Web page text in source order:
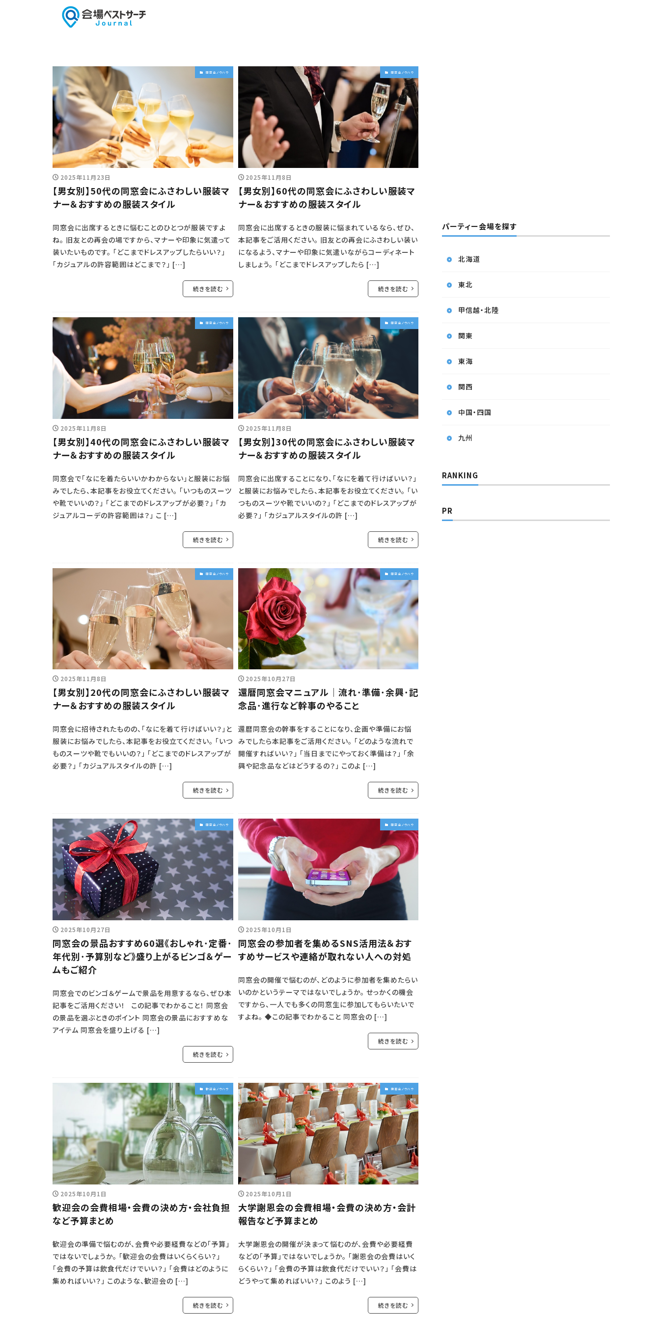
同窓会ノウハウ
2025年11月23日
【男女別】50代の同窓会にふさわしい服装マ
ナー＆おすすめの服装スタイル
同窓会に出席するときに悩むことのひとつが服装ですよ
ね。 旧友との再会の場ですから、マナーや印象に気遣って
装いたいものです。 「どこまでドレスアップしたらいい？」
「カジュアルの許容範囲はどこまで？」 […]
続きを読む
同窓会ノウハウ
2025年11月8日
【男女別】60代の同窓会にふさわしい服装マ
ナー＆おすすめの服装スタイル
同窓会に出席するときの服装に悩まれているなら、ぜひ、
本記事をご活用ください。 旧友との再会にふさわしい装い
になるよう、マナーや印象に気遣いながらコーディネート
しましょう。 「どこまでドレスアップしたら […]
続きを読む
同窓会ノウハウ
2025年11月8日
【男女別】40代の同窓会にふさわしい服装マ
ナー＆おすすめの服装スタイル
同窓会で「なにを着たらいいかわからない」と服装にお悩
みでしたら、本記事をお役立てください。 「いつものスーツ
や靴でいいの？」 「どこまでのドレスアップが必要？」 「カ
ジュアルコーデの許容範囲は？」 こ […]
続きを読む
同窓会ノウハウ
2025年11月8日
【男女別】30代の同窓会にふさわしい服装マ
ナー＆おすすめの服装スタイル
同窓会に出席することになり、「なにを着て行けばいい？」
と服装にお悩みでしたら、本記事をお役立てください。 「い
つものスーツや靴でいいの？」 「どこまでのドレスアップが
必要？」 「カジュアルスタイルの許 […]
続きを読む
同窓会ノウハウ
2025年11月8日
【男女別】20代の同窓会にふさわしい服装マ
ナー＆おすすめの服装スタイル
同窓会に招待されたものの、「なにを着て行けばいい？」と
服装にお悩みでしたら、本記事をお役立てください。 「いつ
ものスーツや靴でもいいの？」 「どこまでのドレスアップが
必要？」 「カジュアルスタイルの許 […]
続きを読む
同窓会ノウハウ
2025年10月27日
還暦同窓会マニュアル｜流れ･準備･余興･記
念品･進行など幹事のやること
還暦同窓会の幹事をすることになり、企画や準備にお悩
みでしたら本記事をご活用ください。 「どのような流れで
開催すればいい？」 「当日までにやっておく準備は？」 「余
興や記念品などはどうするの？」 このよ […]
続きを読む
同窓会ノウハウ
2025年10月27日
同窓会の景品おすすめ60選《おしゃれ･定番･
年代別･予算別など》盛り上がるビンゴ＆ゲー
ムもご紹介
同窓会でのビンゴ＆ゲームで景品を用意するなら、ぜひ本
記事をご活用ください！ この記事でわかること！ 同窓会
の景品を選ぶときのポイント 同窓会の景品におすすめな
アイテム 同窓会を盛り上げる […]
続きを読む
同窓会ノウハウ
2025年10月1日
同窓会の参加者を集めるSNS活用法＆おす
すめサービスや連絡が取れない人への対処
同窓会の開催で悩むのが、どのように参加者を集めたらい
いのかというテーマではないでしょうか。 せっかくの機会
ですから、一人でも多くの同窓生に参加してもらいたいで
すよね。 ◆この記事でわかること 同窓会の […]
続きを読む
歓迎会ノウハウ
2025年10月1日
歓迎会の会費相場・会費の決め方・会社負担
など予算まとめ
歓迎会の準備で悩むのが、会費や必要経費などの「予算」
ではないでしょうか。 「歓迎会の会費はいくらくらい？」
「会費の予算は飲食代だけでいい？」 「会費はどのように
集めればいい？」 このような、歓迎会の […]
続きを読む
謝恩会ノウハウ
2025年10月1日
大学謝恩会の会費相場・会費の決め方・会計
報告など予算まとめ
大学謝恩会の開催が決まって悩むのが、会費や必要経費
などの「予算」ではないでしょうか。 「謝恩会の会費はいく
らくらい？」 「会費の予算は飲食代だけでいい？」 「会費は
どうやって集めればいい？」 このよう […]
続きを読む
パーティー会場を探す
北海道
東北
甲信越・北陸
関東
東海
関西
中国・四国
九州
RANKING
PR